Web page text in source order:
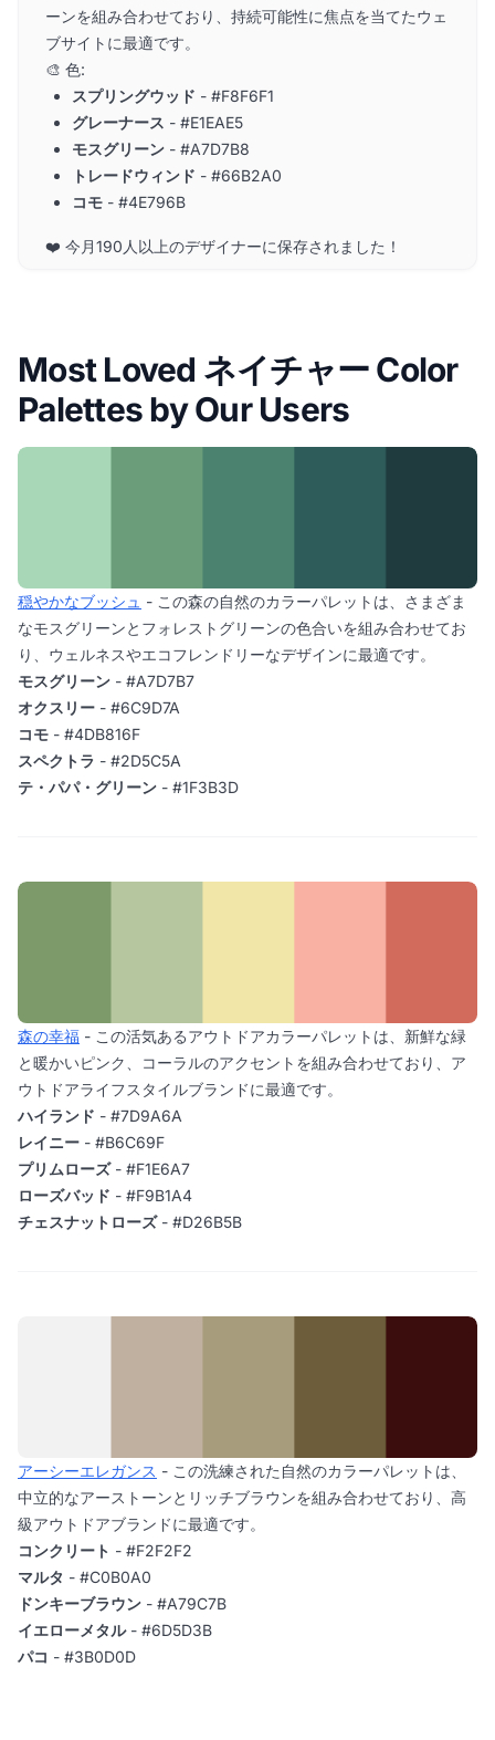
ーンを組み合わせており、持続可能性に焦点を当てたウェ
ブサイトに最適です。
🎨 色:
スプリングウッド - #F8F6F1
グレーナース - #E1EAE5
モスグリーン - #A7D7B8
トレードウィンド - #66B2A0
コモ - #4E796B
❤️ 今月190人以上のデザイナーに保存されました！
Most Loved ネイチャー Color
Palettes by Our Users
穏やかなブッシュ - この森の自然のカラーパレットは、さまざま
なモスグリーンとフォレストグリーンの色合いを組み合わせてお
り、ウェルネスやエコフレンドリーなデザインに最適です。
モスグリーン - #A7D7B7
オクスリー - #6C9D7A
コモ - #4DB816F
スペクトラ - #2D5C5A
テ・パパ・グリーン - #1F3B3D
森の幸福 - この活気あるアウトドアカラーパレットは、新鮮な緑
と暖かいピンク、コーラルのアクセントを組み合わせており、ア
ウトドアライフスタイルブランドに最適です。
ハイランド - #7D9A6A
レイニー - #B6C69F
プリムローズ- #F1E6A7
ローズバッド - #F9B1A4
チェスナットローズ- #D26B5B
アーシーエレガンス - この洗練された自然のカラーパレットは、
中立的なアーストーンとリッチブラウンを組み合わせており、高
級アウトドアブランドに最適です。
コンクリート - #F2F2F2
マルタ - #C0B0A0
ドンキーブラウン - #A79C7B
イエローメタル- #6D5D3B
パコ - #3B0D0D